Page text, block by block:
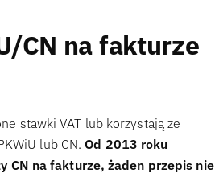
CN na fakturze
stawki VAT lub korzystają ze
lub CN.Od 2013 roku
CN na fakturze, żaden przepis nie